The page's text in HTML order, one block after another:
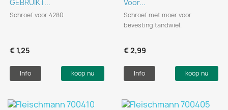
GEBRUIKT...
Schroef voor 4280
€ 1,25
Info koop nu
Voor...
Schroef met moer voor
bevesting tandwiel.
€ 2,99
Info koop nu